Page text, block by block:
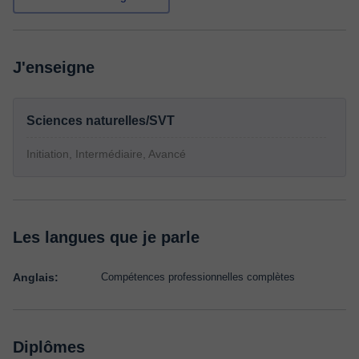
J'enseigne
Sciences naturelles/SVT
Initiation, Intermédiaire, Avancé
Les langues que je parle
Anglais: Compétences professionnelles complètes
Diplômes